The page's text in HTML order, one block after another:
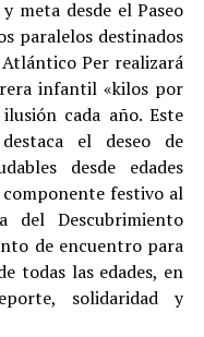
meta desde el Paseo
paralelos destinados
Per realizará
infantil «kilos por
cada año. Este
el deseo de
desde edades
festivo al
del Descubrimiento
de encuentro para
todas las edades, en
solidaridad y